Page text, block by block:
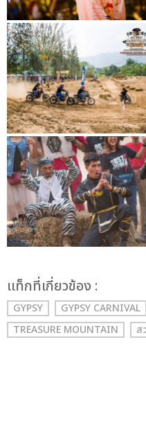
เเท็กที่เกี่ยวข้อง :
GYPSY GYPSY CARNIVAL
TREASURE MOUNTAIN
ส